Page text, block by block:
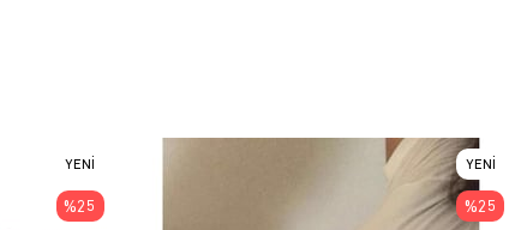
YENI
ÜRÜN
%25
YENI
ÜRÜN
%25